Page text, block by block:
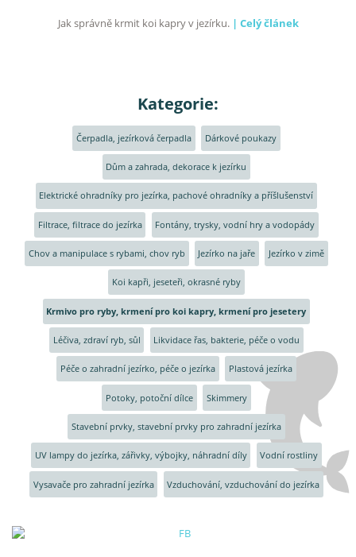
Jak správně krmit koi kapry v jezírku. | Celý článek
Kategorie:
Čerpadla, jezírková čerpadla Dárkové poukazy
Dům a zahrada, dekorace k jezírku
Elektrické ohradníky pro jezírka, pachové ohradníky a příšlušenství
Filtrace, filtrace do jezírka Fontány, trysky, vodní hry a vodopády
Chov a manipulace s rybami, chov ryb Jezírko na jaře Jezírko v zimě
Koi kapři, jeseteři, okrasné ryby
Krmivo pro ryby, krmení pro koi kapry, krmení pro jesetery
Léčiva, zdraví ryb, sůl Likvidace řas, bakterie, péče o vodu
Péče o zahradní jezírko, péče o jezírka Plastová jezírka
Potoky, potoční dílce Skimmery
Stavební prvky, stavební prvky pro zahradní jezírka
UV lampy do jezírka, zářivky, výbojky, náhradní díly Vodní rostliny
Vysavače pro zahradní jezírka Vzduchování, vzduchování do jezírka